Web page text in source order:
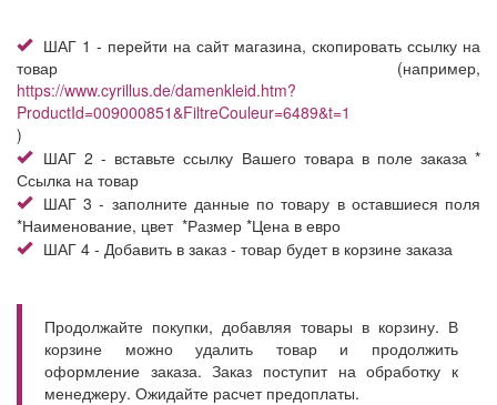
ШАГ 1 - перейти на сайт магазина, скопировать ссылку на
товар (например,
https://www.cyrillus.de/damenkleid.htm?
ProductId=009000851&FiltreCouleur=6489&t=1
)
ШАГ 2 - вставьте ссылку Вашего товара в поле заказа *
Ссылка на товар
ШАГ 3 - заполните данные по товару в оставшиеся поля
*Наименование, цвет *Размер *Цена в евро
ШАГ 4 - Добавить в заказ - товар будет в корзине заказа
Продолжайте покупки, добавляя товары в корзину. В
корзине можно удалить товар и продолжить
оформление заказа. Заказ поступит на обработку к
менеджеру. Ожидайте расчет предоплаты.